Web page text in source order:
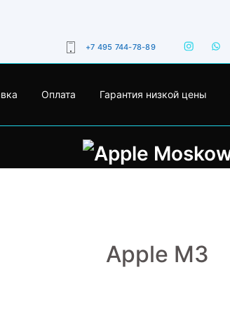
+7 495 744-78-89
Оплата Гарантия низкой цены
Apple M3